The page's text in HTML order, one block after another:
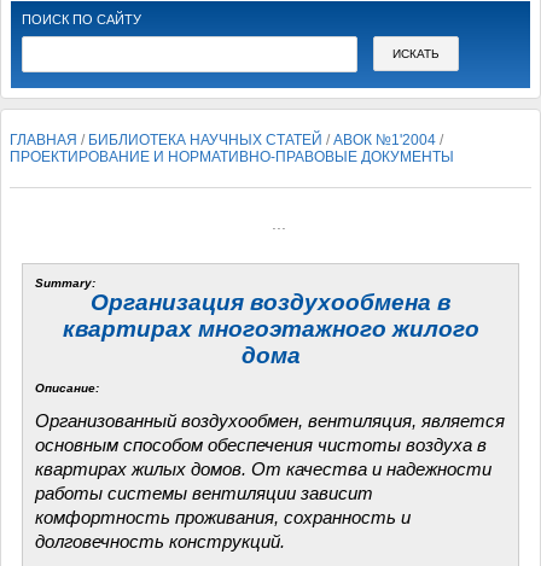
ПОИСК ПО САЙТУ
ГЛАВНАЯ / БИБЛИОТЕКА НАУЧНЫХ СТАТЕЙ /АВОК №1'2004 /
ПРОЕКТИРОВАНИЕ И НОРМАТИВНО-ПРАВОВЫЕ ДОКУМЕНТЫ
Summary:
Организация воздухообмена в
квартирах многоэтажного жилого
дома
Описание:
Организованный воздухообмен, вентиляция, является
основным способом обеспечения чистоты воздуха в
квартирах жилых домов. От качества и надежности
работы системы вентиляции зависит
комфортность проживания, сохранность и
долговечность конструкций.